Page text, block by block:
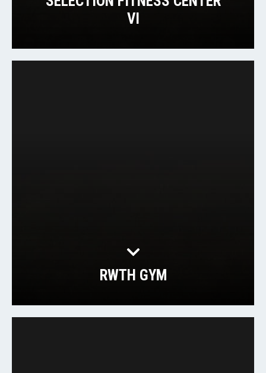
VI
RWTH GYM